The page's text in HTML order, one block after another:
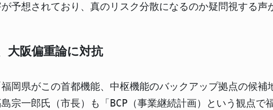
予想されており、真のリスク分散になるのか疑問視する声
大阪偏重論に対抗
岡県がこの首都機能、中枢機能のバックアップ拠点の候
宗一郎氏（市長）も「BCP（事業継続計画）という観点で